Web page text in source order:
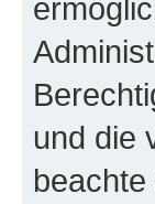
und die